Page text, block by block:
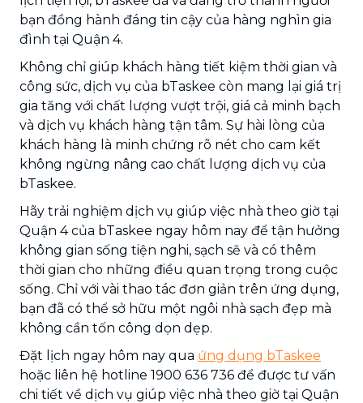
bạn đồng hành đáng tin cậy của hàng nghìn gia
đình tại Quận 4.
Không chỉ giúp khách hàng tiết kiệm thời gian và
công sức, dịch vụ của bTaskee còn mang lại giá trị
gia tăng với chất lượng vượt trội, giá cả minh bạch
và dịch vụ khách hàng tận tâm. Sự hài lòng của
khách hàng là minh chứng rõ nét cho cam kết
không ngừng nâng cao chất lượng dịch vụ của
bTaskee.
Hãy trải nghiệm dịch vụ giúp việc nhà theo giờ tại
Quận 4 của bTaskee ngay hôm nay để tận hưởng
không gian sống tiện nghi, sạch sẽ và có thêm
thời gian cho những điều quan trọng trong cuộc
sống. Chỉ với vài thao tác đơn giản trên ứng dụng,
bạn đã có thể sở hữu một ngôi nhà sạch đẹp mà
không cần tốn công dọn dẹp.
Đặt lịch ngay hôm nay qua ứng dụng bTaskee
hoặc liên hệ hotline 1900 636 736 để được tư vấn
chi tiết về dịch vụ giúp việc nhà theo giờ tại Quận